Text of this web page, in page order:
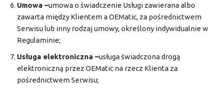
Umowa –umowa o świadczenie Usługi zawierana albo
zawarta między Klientem a OEMatic, za pośrednictwem
Serwisu lub inny rodzaj umowy, określony indywidualnie w
Regulaminie;
Usługa elektroniczna –usługa świadczona drogą
elektroniczną przez OEMatic na rzecz Klienta za
pośrednictwem Serwisu;